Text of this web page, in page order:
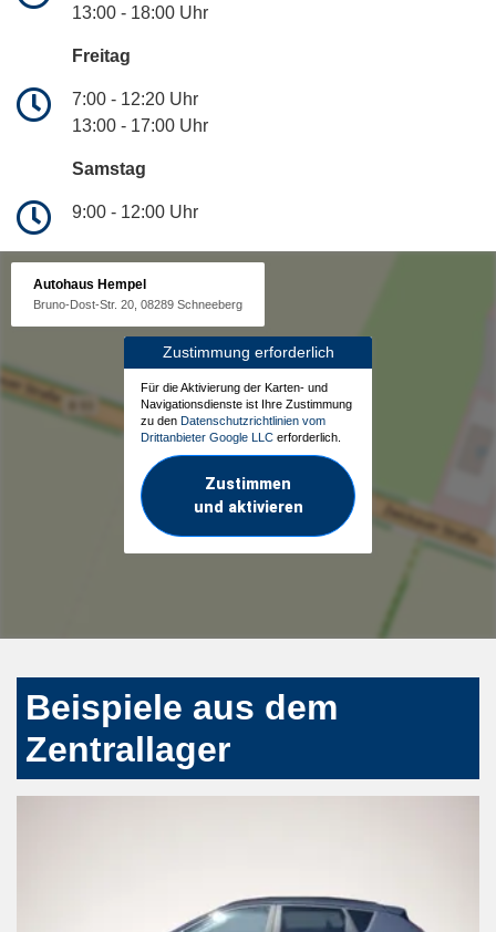
13:00 - 18:00 Uhr
Freitag
7:00 - 12:20 Uhr
13:00 - 17:00 Uhr
Samstag
9:00 - 12:00 Uhr
Autohaus Hempel
Bruno-Dost-Str. 20, 08289 Schneeberg
Zustimmung erforderlich
Für die Aktivierung der Karten- und
Navigationsdienste ist Ihre Zustimmung
zu den Datenschutzrichtlinien vom
Drittanbieter Google LLC erforderlich.
Zustimmen
und aktivieren
Beispiele aus dem
Zentrallager